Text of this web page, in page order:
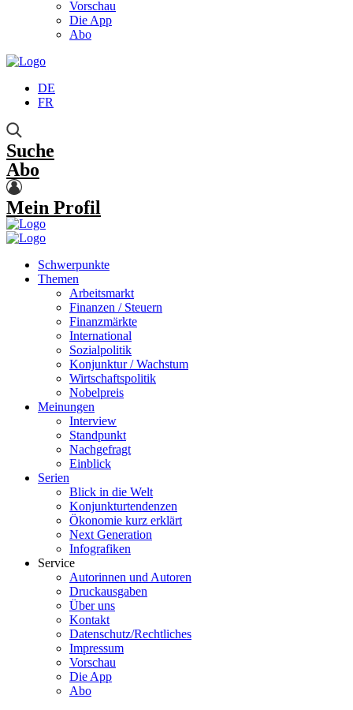
Vorschau
Die App
Abo
DE
FR
Suche
Abo
Mein Profil
Schwerpunkte
Themen
Arbeitsmarkt
Finanzen / Steuern
Finanzmärkte
International
Sozialpolitik
Konjunktur / Wachstum
Wirtschaftspolitik
Nobelpreis
Meinungen
Interview
Standpunkt
Nachgefragt
Einblick
Serien
Blick in die Welt
Konjunkturtendenzen
Ökonomie kurz erklärt
Next Generation
Infografiken
Service
Autorinnen und Autoren
Druckausgaben
Über uns
Kontakt
Datenschutz/Rechtliches
Impressum
Vorschau
Die App
Abo